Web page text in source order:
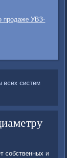
продаже УВЗ-
всех систем
собственных и